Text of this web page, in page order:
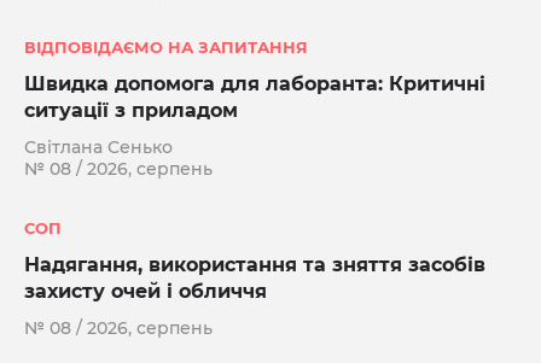
ВІДПОВІДАЄМО НА ЗАПИТАННЯ
Швидка допомога для лаборанта: Критичні
ситуації з приладом
Світлана Сенько
№ 08 / 2026, серпень
СОП
Надягання, використання та зняття засобів
захисту очей і обличчя
№ 08 / 2026, серпень